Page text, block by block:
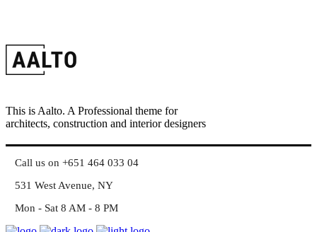
This is Aalto. A Professional theme for
architects, construction and interior designers
Call us on +651 464 033 04
531 West Avenue, NY
Mon - Sat 8 AM - 8 PM